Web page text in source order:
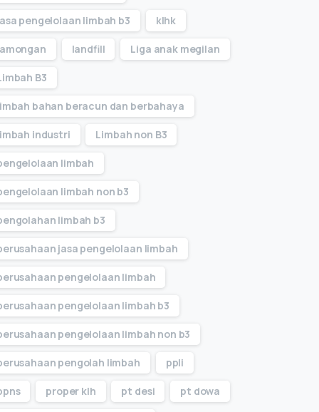
pengelolaan limbah b3 klhk
landfill Liga anak megilan
B3
bahan beracun dan berbahaya
industri Limbah non B3
limbah
limbah non b3
limbah b3
jasa pengelolaan limbah
pengelolaan limbah
pengelolaan limbah b3
pengelolaan limbah non b3
pengolah limbah ppli
proper klh pt desi pt dowa